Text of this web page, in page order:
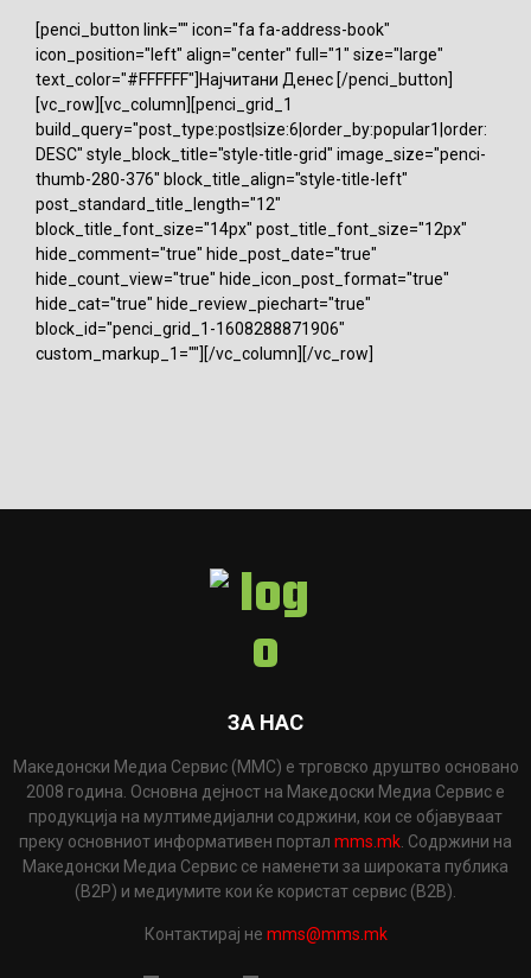
[penci_button link="" icon="fa fa-address-book"
icon_position="left" align="center" full="1" size="large"
text_color="#FFFFFF"]Најчитани Денес [/penci_button]
[vc_row][vc_column][penci_grid_1
build_query="post_type:post|size:6|order_by:popular1|order:
DESC" style_block_title="style-title-grid" image_size="penci-
thumb-280-376" block_title_align="style-title-left"
post_standard_title_length="12"
block_title_font_size="14px" post_title_font_size="12px"
hide_comment="true" hide_post_date="true"
hide_count_view="true" hide_icon_post_format="true"
hide_cat="true" hide_review_piechart="true"
block_id="penci_grid_1-1608288871906"
custom_markup_1=""][/vc_column][/vc_row]
ЗА НАС
Македонски Медиа Сервис (ММС) е трговско друштво основано
2008 година. Основна дејност на Македоски Медиа Сервис е
продукција на мултимедијални содржини, кои се објавуваат
преку основниот информативен портал mms.mk . Содржини на
Македонски Медиа Сервис се наменети за широката публика
(B2P) и медиумите кои ќе користат сервис (B2B).
Контактирај не mms@mms.mk